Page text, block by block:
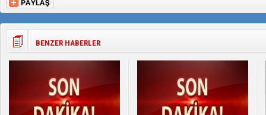
BENZER HABERLER